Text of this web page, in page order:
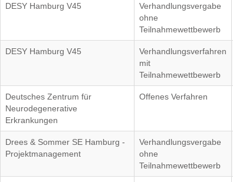
DESY Hamburg V45
Verhandlungsvergabe
ohne
Teilnahmewettbewerb
DESY Hamburg V45
Verhandlungsverfahren
mit
Teilnahmewettbewerb
Deutsches Zentrum für
Neurodegenerative
Erkrankungen
Offenes Verfahren
Drees & Sommer SE Hamburg -
Projektmanagement
Verhandlungsvergabe
ohne
Teilnahmewettbewerb